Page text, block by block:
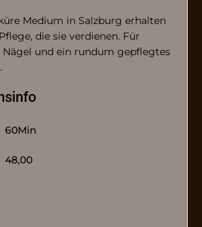
Medium in Salzburg erhalten
die sie verdienen. Für
und ein rundum gepflegtes
Min
60
48,00